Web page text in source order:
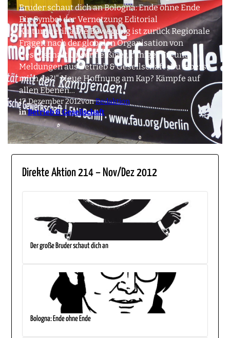
Bruder schaut dich an Bologna: Ende ohne Ende
Ein Symbol der Vernetzung Editorial
Kulturguerilla Die Bewegung ist zurück Regionale
Fragen nach der globalen Organisation von
Gesellschaft Unser fleißiger, ruhiger Freund
Meldungen aus Betrieb & Gesellschaft „Du laberst
mich an?!“ Neue Hoffnung am Kap? Kämpfe auf
allen Ebenen…
17. Dezember 2012vonRedaktion
inBetrieb & Gesellschaft
Direkte Aktion 214 – Nov/Dez 2012
Der große Bruder schaut dich an
Bologna: Ende ohne Ende